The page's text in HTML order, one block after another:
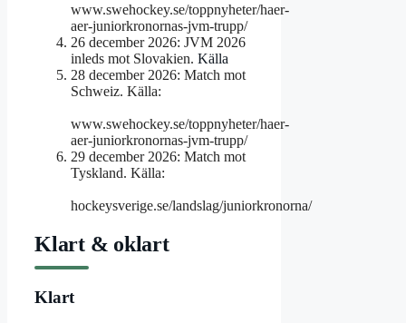
www.swehockey.se/toppnyheter/haer-
aer-juniorkronornas-jvm-trupp/
26 december 2026: JVM 2026
inleds mot Slovakien. Källa
28 december 2026: Match mot
Schweiz. Källa:
www.swehockey.se/toppnyheter/haer-
aer-juniorkronornas-jvm-trupp/
29 december 2026: Match mot
Tyskland. Källa:
hockeysverige.se/landslag/juniorkronorna/
Klart & oklart
Klart